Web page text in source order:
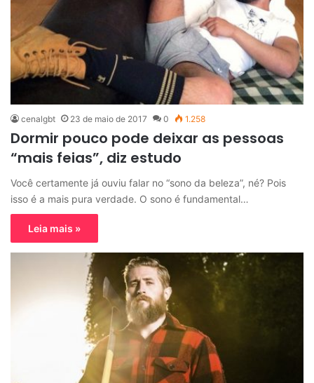
cenalgbt 23 de maio de 2017 0 1.258
Dormir pouco pode deixar as pessoas
“mais feias”, diz estudo
Você certamente já ouviu falar no “sono da beleza”, né? Pois
isso é a mais pura verdade. O sono é fundamental…
Leia mais »